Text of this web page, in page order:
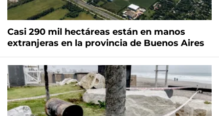
Casi 290 mil hectáreas están en manos
extranjeras en la provincia de Buenos Aires